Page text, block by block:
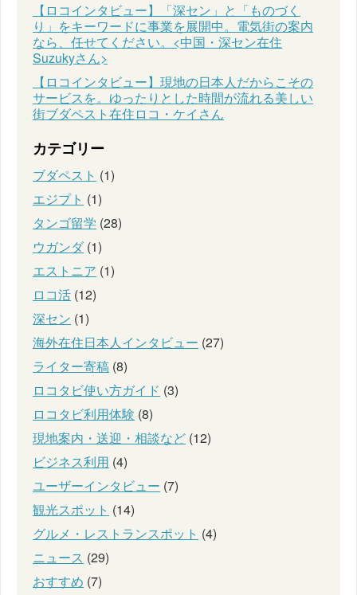
【ロコインタビュー】「深セン」と「ものづく
り」をキーワードに事業を展開中。電気街の案内
なら、任せてください。<中国・深セン在住
Suzukyさん>
【ロコインタビュー】現地の日本人だからこその
サービスを。ゆったりとした時間が流れる美しい
街ブダペスト在住ロコ・ケイさん
カテゴリー
ブダペスト (1)
エジプト (1)
タンゴ留学 (28)
ウガンダ(1)
エストニア (1)
ロコ活 (12)
深セン (1)
海外在住日本人インタビュー (27)
ライター寄稿 (8)
ロコタビ使い方ガイド (3)
ロコタビ利用体験 (8)
現地案内・送迎・相談など (12)
ビジネス利用 (4)
ユーザーインタビュー (7)
観光スポット (14)
グルメ・レストランスポット (4)
ニュース (29)
おすすめ (7)